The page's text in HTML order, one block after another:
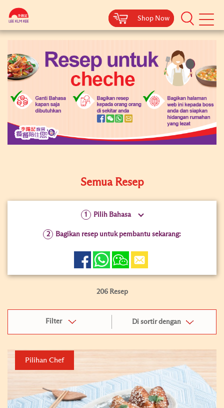
Shop Now
Shop Now
Authentic
Sauces
Semua Resep
Pilih Bahasa
Bagikan resep untuk pembantu sekarang:
206 Resep
Filter Di sortir dengan
Pilihan Chef